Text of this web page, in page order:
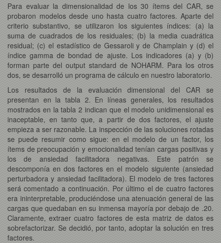
Para evaluar la dimensionalidad de los 30 ítems del CAR, se
probaron modelos desde uno hasta cuatro factores. Aparte del
criterio substantivo, se utilizaron los siguientes índices: (a) la
suma de cuadrados de los residuales; (b) la media cuadrática
residual; (c) el estadístico de Gessaroli y de Champlain y (d) el
índice gamma de bondad de ajuste. Los indicadores (a) y (b)
forman parte del output standard de NOHARM. Para los otros
dos, se desarrolló un programa de cálculo en nuestro laboratorio.
Los resultados de la evaluación dimensional del CAR se
presentan en la tabla 2. En líneas generales, los resultados
mostrados en la tabla 2 indican que el modelo unidimensional es
inaceptable, en tanto que, a partir de dos factores, el ajuste
empieza a ser razonable. La inspección de las soluciones rotadas
se puede resumir como sigue: en el modelo de un factor, los
ítems de preocupación y emocionalidad tenían cargas positivas y
los de ansiedad facilitadora negativas. Este patrón se
descomponía en dos factores en el modelo siguiente (ansiedad
perturbadora y ansiedad facilitadora). El modelo de tres factores
será comentado a continuación. Por último el de cuatro factores
era ininterpretable, produciéndose una atenuación general de las
cargas que quedaban en su inmensa mayoría por debajo de .20.
Claramente, extraer cuatro factores de esta matriz de datos es
sobrefactorizar. Se decidió, por tanto, adoptar la solución en tres
factores.